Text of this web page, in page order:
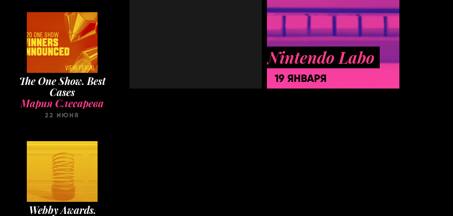
The One Show. Best
Cases
Мария Слесарева
22 ИЮНЯ
Webby Awards.
Nintendo Labo
19 ЯНВАРЯ